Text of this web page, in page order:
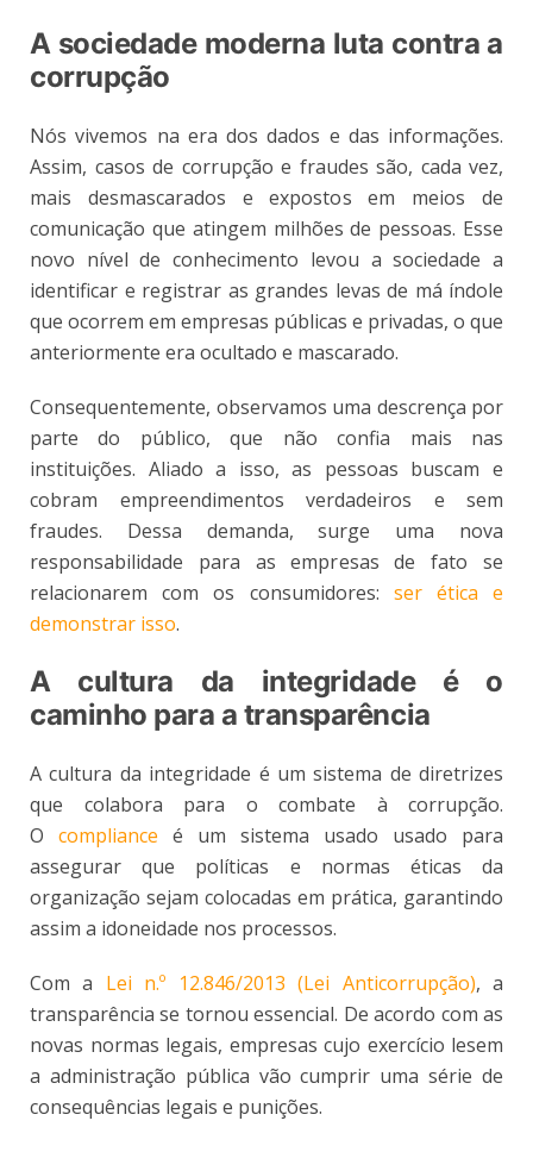
A sociedade moderna luta contra a
corrupção
Nós vivemos na era dos dados e das informações.
Assim, casos de corrupção e fraudes são, cada vez,
mais desmascarados e expostos em meios de
comunicação que atingem milhões de pessoas. Esse
novo nível de conhecimento levou a sociedade a
identificar e registrar as grandes levas de má índole
que ocorrem em empresas públicas e privadas, o que
anteriormente era ocultado e mascarado.
Consequentemente, observamos uma descrença por
parte do público, que não confia mais nas
instituições. Aliado a isso, as pessoas buscam e
cobram empreendimentos verdadeiros e sem
fraudes. Dessa demanda, surge uma nova
responsabilidade para as empresas de fato se
relacionarem com os consumidores: ser ética e
demonstrar isso.
A cultura da integridade é o
caminho para a transparência
A cultura da integridade é um sistema de diretrizes
que colabora para o combate à corrupção.
O compliance é um sistema usado usado para
assegurar que políticas e normas éticas da
organização sejam colocadas em prática, garantindo
assim a idoneidade nos processos.
Com a Lei n.º 12.846/2013 (Lei Anticorrupção), a
transparência se tornou essencial. De acordo com as
novas normas legais, empresas cujo exercício lesem
a administração pública vão cumprir uma série de
consequências legais e punições.